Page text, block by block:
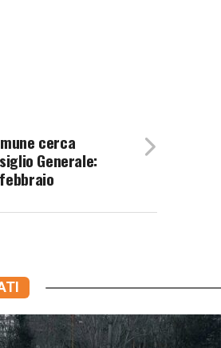
cerca
Generale: